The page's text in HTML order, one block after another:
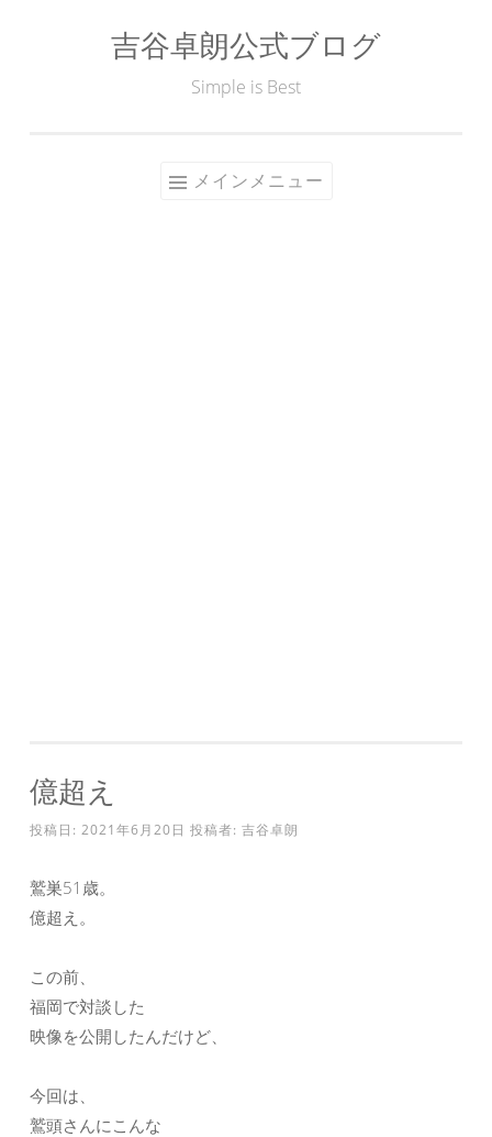
吉谷卓朗公式ブログ
Simple is Best
メインメニュー
億超え
投稿日: 2021年6月20日 投稿者: 吉谷卓朗
鷲巣51歳。
億超え。
この前、
福岡で対談した
映像を公開したんだけど、
今回は、
鷲頭さんにこんな